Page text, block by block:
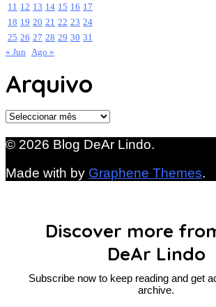
11 12 13 14 15 16 17
18 19 20 21 22 23 24
25 26 27 28 29 30 31
« Jun
Ago »
Arquivo
Arquivo
© 2026 Blog DeAr Lindo.
Made with by Graphene Themes.
Discover more
DeAr Lindo
Subscribe now to keep reading and get
archive.